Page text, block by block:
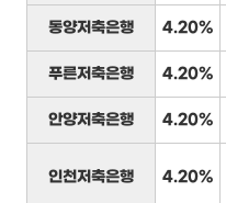
동양저축은행 4.20%
푸른저축은행 4.20%
안양저축은행 4.20%
인천저축은행 4.20%